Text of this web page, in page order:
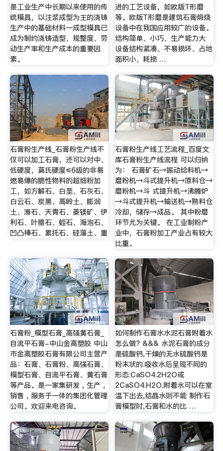
是工业生产中长期以来使用的传
统模具，以注浆成型为主的浇铸
生产中的基础材料一成型模具已
成为制约浇铸造型、规整度、劳
动生产率和生产成本的重要因
素。
进的工艺设备，如欧版T形磨
等。欧版T形磨是建筑石膏煅烧
设备中在我国应用较广的设备。
结构简单、小巧、生产能力大
设备结构紧凑、不易损坏、占地
面积小、耗损 …
石膏粉生产线_石膏粉生产线不
仅可以加工石膏，还可以对中、
低硬度，莫氏硬度≤6级的非易
燃易爆的脆性物料的超细粉加
工，如方解石、白垩、石灰石、
白云石、炭黑、高岭土、膨润
土、滑石、天青石、菱镁矿、伊
利石、叶腊石、蛭石、海泡石、
凹凸棒石、累托石、硅藻土、重
石膏粉生产线工艺流程_百度文
库石膏粉生产线流程 可以归纳
为： 石膏矿石→振动给料机→
磨粉机→斗式提升机→原料仓→
磨粉机→斗 式提升机→沸腾炉
→斗式提升机→输送机→熟料仓
冷却，储存→成品。 其中粉磨
环节尤为关键。 在工业制粉产
业中，石膏粉加工产业占有较大
比重。
石膏粉_模型石膏_高强黄石膏_
自流平石膏-中山金高塑胶 中山
市金高塑胶石膏有限公司主营产
品：石膏、石膏粉、高强石膏、
模型石膏、自流平石膏、黄石膏
等产品。是一家集研发 , 生产 ,
销售 , 服务于一体的集团化管理
公司。欢迎来电咨询。
如何制作石膏水水泥石膏附着水
怎么做? &&& 水泥石膏的成分
是硫酸钙,干燥的无水硫酸钙是
粉末状的.吸收水后呈现不同的
形态:CaSO4.2H2O或
2CaSO4.H2O.附着水可以在室
温下出去,结晶水则不能 制作石
膏模型时,石膏和水的比 …